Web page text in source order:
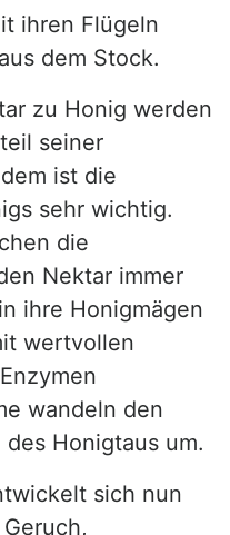
ihren Flügeln
dem Stock.
zu Honig werden
seiner
ist die
sehr wichtig.
die
Nektar immer
ihre Honigmägen
wertvollen
wandeln den
Honigtaus um.
sich nun